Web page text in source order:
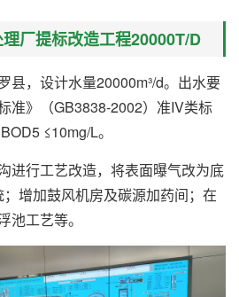
厂提标改造工程20000T/D
县，设计水量20000m³/d。出水要
准》（GB3838-2002）准IV类标
≤10mg/L。
进行工艺改造，将表面曝气改为底
增加鼓风机房及碳源加药间；在
池工艺等。